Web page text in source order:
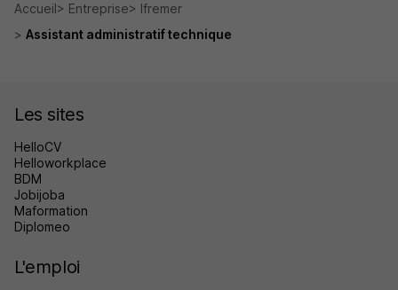
Accueil Entreprise
Ifremer
Assistant administratif technique
Les sites
HelloCV
Helloworkplace
BDM
Jobijoba
Maformation
Diplomeo
L'emploi